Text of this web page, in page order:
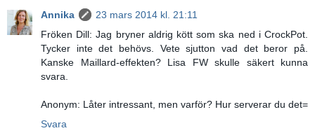
Annika
23 mars 2014 kl. 21:11
Fröken Dill: Jag bryner aldrig kött som ska ned i CrockPot.
Tycker inte det behövs. Vete sjutton vad det beror på.
Kanske Maillard-effekten? Lisa FW skulle säkert kunna
svara.
Anonym: Låter intressant, men varför? Hur serverar du det=
Svara